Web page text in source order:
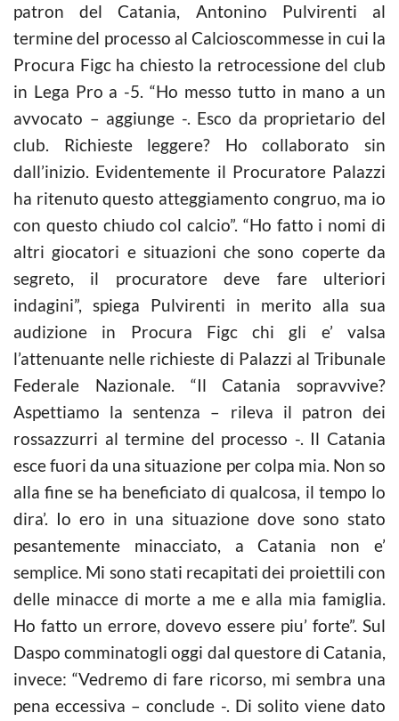
patron del Catania, Antonino Pulvirenti al
termine del processo al Calcioscommesse in cui la
Procura Figc ha chiesto la retrocessione del club
in Lega Pro a -5. “Ho messo tutto in mano a un
avvocato – aggiunge -. Esco da proprietario del
club. Richieste leggere? Ho collaborato sin
dall’inizio. Evidentemente il Procuratore Palazzi
ha ritenuto questo atteggiamento congruo, ma io
con questo chiudo col calcio”. “Ho fatto i nomi di
altri giocatori e situazioni che sono coperte da
segreto, il procuratore deve fare ulteriori
indagini”, spiega Pulvirenti in merito alla sua
audizione in Procura Figc chi gli e’ valsa
l’attenuante nelle richieste di Palazzi al Tribunale
Federale Nazionale. “Il Catania sopravvive?
Aspettiamo la sentenza – rileva il patron dei
rossazzurri al termine del processo -. Il Catania
esce fuori da una situazione per colpa mia. Non so
alla fine se ha beneficiato di qualcosa, il tempo lo
dira’. Io ero in una situazione dove sono stato
pesantemente minacciato, a Catania non e’
semplice. Mi sono stati recapitati dei proiettili con
delle minacce di morte a me e alla mia famiglia.
Ho fatto un errore, dovevo essere piu’ forte”. Sul
Daspo comminatogli oggi dal questore di Catania,
invece: “Vedremo di fare ricorso, mi sembra una
pena eccessiva – conclude -. Di solito viene dato